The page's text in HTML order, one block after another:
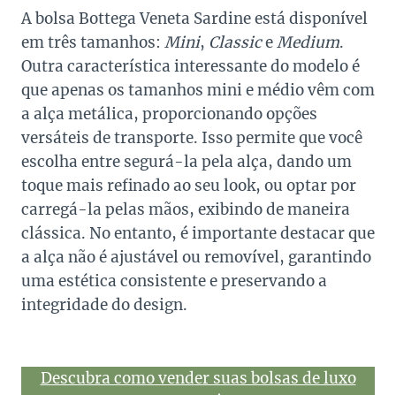
A bolsa Bottega Veneta Sardine está disponível
em três tamanhos: Mini, ClassiceMedium.
Outra característica interessante do modelo é
que apenas os tamanhos mini e médio vêm com
a alça metálica, proporcionando opções
versáteis de transporte. Isso permite que você
escolha entre segurá-la pela alça, dando um
toque mais refinado ao seu look, ou optar por
carregá-la pelas mãos, exibindo de maneira
clássica. No entanto, é importante destacar que
a alça não é ajustável ou removível, garantindo
uma estética consistente e preservando a
integridade do design.
Descubra como vender suas bolsas de luxo